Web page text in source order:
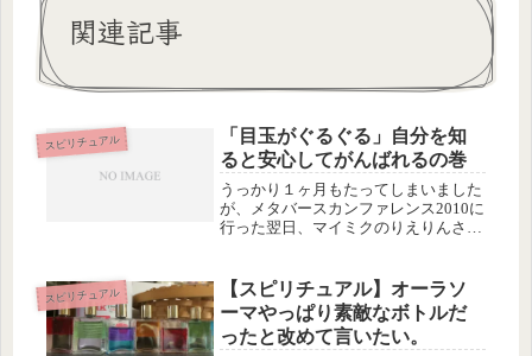
関連記事
スピリチュアル
「目玉がぐるぐる」自分を知
ると安心してがんばれるの巻
うっかり１ヶ月もたってしまいました
が、メタバースカンファレンス2010に
行った翌日、マイミクのりえりんさん
のです！！正確にオーラ診断と呼ぶの
かどうか、分かりませんが、とりあ...
スピリチュアル
【スピリチュアル】オーラソ
ーマやっぱり素敵なボトルだ
ったと改めて言いたい。